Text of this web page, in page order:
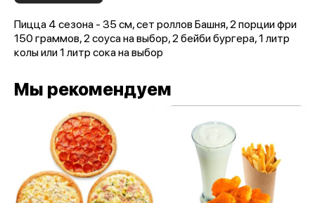
Пицца 4 сезона - 35 см, сет роллов Башня, 2 порции фри
150 граммов, 2 соуса на выбор, 2 бейби бургера, 1 литр
колы или 1 литр сока на выбор
Мы рекомендуем